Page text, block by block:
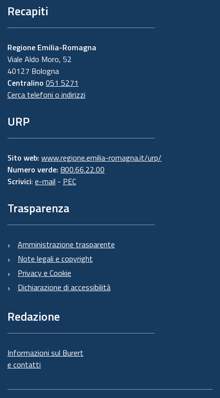
Recapiti
Regione Emilia-Romagna
Viale Aldo Moro, 52
40127 Bologna
Centralino 051 5271
Cerca telefoni o indirizzi
URP
Sito web: www.regione.emilia-romagna.it/urp/
Numero verde: 800.66.22.00
Scrivici: e-mail - PEC
Trasparenza
Amministrazione trasparente
Note legali e copyright
Privacy e Cookie
Dichiarazione di accessibilità
Redazione
Informazioni sul Burert
e contatti